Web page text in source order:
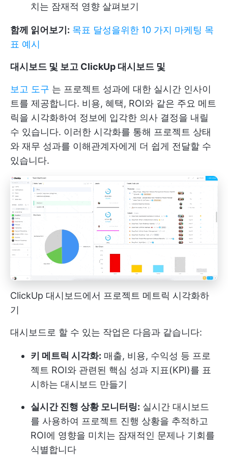
치는 잠재적 영향 살펴보기
함께 읽어보기: 목표 달성을위한 10 가지 마케팅 목
표 예시
대시보드 및 보고 ClickUp 대시보드 및
보고 도구 는 프로젝트 성과에 대한 실시간 인사이
트를 제공합니다. 비용, 혜택, ROI와 같은 주요 메트
릭을 시각화하여 정보에 입각한 의사 결정을 내릴
수 있습니다. 이러한 시각화를 통해 프로젝트 상태
와 재무 성과를 이해관계자에게 더 쉽게 전달할 수
있습니다.
ClickUp 대시보드에서 프로젝트 메트릭 시각화하
기
대시보드로 할 수 있는 작업은 다음과 같습니다:
키 메트릭 시각화: 매출, 비용, 수익성 등 프로
젝트 ROI와 관련된 핵심 성과 지표(KPI)를 표
시하는 대시보드 만들기
실시간 진행 상황 모니터링: 실시간 대시보드
를 사용하여 프로젝트 진행 상황을 추적하고
ROI에 영향을 미치는 잠재적인 문제나 기회를
식별합니다